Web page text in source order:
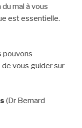
mal à vous
est essentielle.
pouvons
vous guider sur
(Dr Bernard